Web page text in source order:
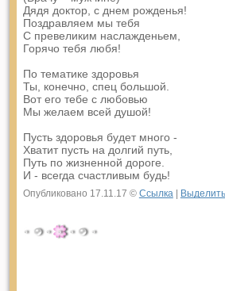
Дядя доктор, с днем рожденья!
Поздравляем мы тебя
С превеликим наслажденьем,
Горячо тебя любя!
По тематике здоровья
Ты, конечно, спец большой.
Вот его тебе с любовью
Мы желаем всей душой!
Пусть здоровья будет много -
Хватит пусть на долгий путь,
Путь по жизненной дороге.
И - всегда счастливым будь!
Опубликовано 17.11.17 © Ссылка|